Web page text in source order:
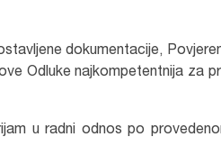
dokumentacije,
Odluke najkompetentnija za
u radni odnos po